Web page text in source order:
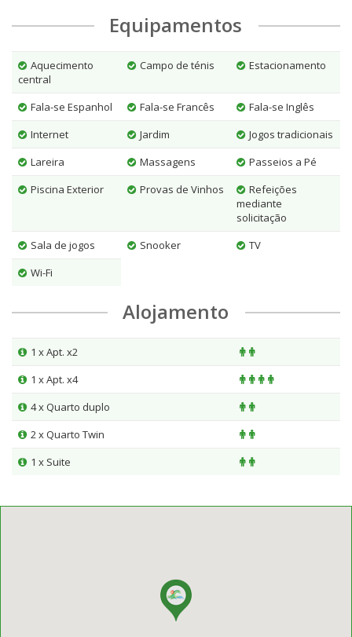
Equipamentos
Aquecimento
central
Campo de ténis Estacionamento
Fala-se Espanhol Fala-se Francês
Fala-se Inglês
Internet
Jardim
Jogos tradicionais
Lareira
Massagens
Passeios a Pé
Piscina Exterior
Provas de Vinhos
Refeições
mediante
solicitação
Sala de jogos
Snooker
TV
Wi-Fi
Alojamento
1 x Apt. x2
1 x Apt. x4
4 x Quarto duplo
2 x Quarto Twin
1 x Suite